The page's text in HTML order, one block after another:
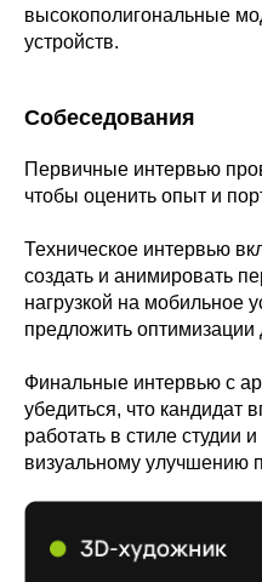
высокополигональные
устройств.
Собеседования
Первичные интервью
чтобы оценить опыт и
Техническое интервью
создать и анимировать
нагрузкой на мобильное
предложить оптимизации
Финальные интервью с
убедиться, что кандидат
работать в стиле студии
визуальному улучшению